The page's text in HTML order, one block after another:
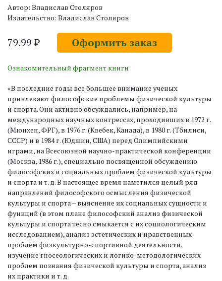
Автор: Владислав Столяров
Издательство: Владислав Столяров
79.99 ₽ Оформить заказ
Ознакомительный фрагмент книги
«В последние годы все большее внимание ученых
привлекают философские проблемы физической культуры
и спорта. Они активно обсуждались, например, на
международных научных конгрессах, проходивших в 1972 г.
(Мюнхен, ФРГ), в 1976 г. (Квебек, Канада), в 1980 г. (Тбилиси,
СССР) и в 1984 г. (Юджин, США) перед Олимпийскими
играми, на Всесоюзной научно-практической конференции
(Москва, 1986 г.), специально посвященной обсуждению
философских и социальных проблем физической культуры
и спорта и т. д. В настоящее время наметился целый ряд
направлений философского осмысления физической
культуры и спорта – выяснение их социальных сущности и
функций (в этом плане философский анализ физической
культуры и спорта тесно смыкается с их социологическим
исследованием), анализ эстетических и нравственных
проблем физкультурно-спортивной деятельности,
изучение гносеологических и логико-методологических
проблем познания физической культуры и спорта, анализ
их практики и т. д.